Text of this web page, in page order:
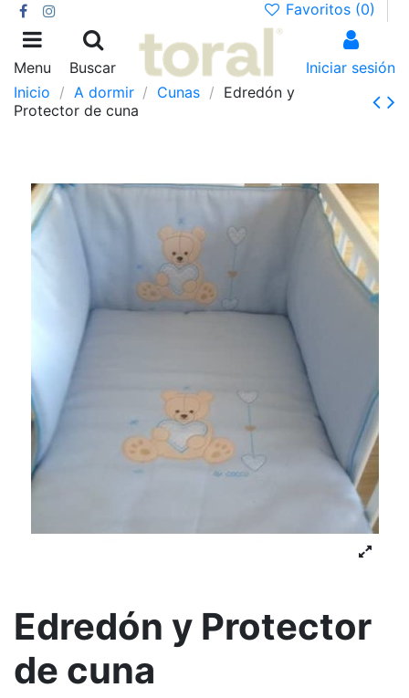
Favoritos (0)
Menu Buscar
Iniciar sesión
Inicio
A dormir Cunas
Edredón y
Protector de cuna
Edredón y Protector
de cuna